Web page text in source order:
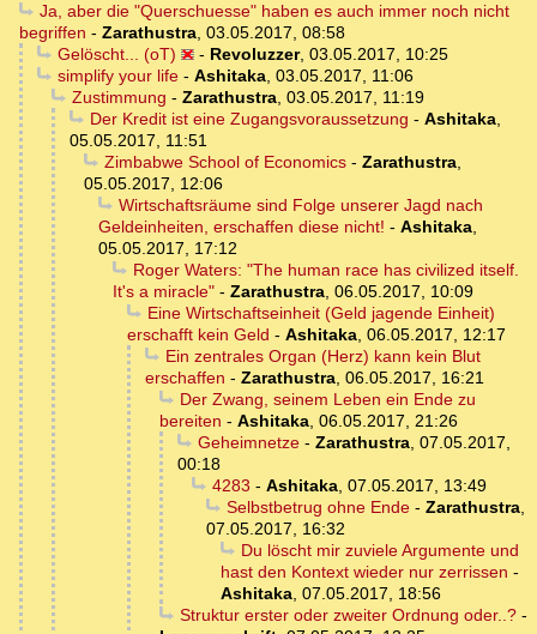
Ja, aber die "Querschuesse" haben es auch immer noch nicht
begriffen - Zarathustra, 03.05.2017, 08:58
Gelöscht... (oT)
- Revoluzzer, 03.05.2017, 10:25
simplify your life- Ashitaka, 03.05.2017, 11:06
Zustimmung - Zarathustra, 03.05.2017, 11:19
Der Kredit ist eine Zugangsvoraussetzung - Ashitaka,
05.05.2017, 11:51
Zimbabwe School of Economics- Zarathustra,
05.05.2017, 12:06
Wirtschaftsräume sind Folge unserer Jagd nach
Geldeinheiten, erschaffen diese nicht! - Ashitaka,
05.05.2017, 17:12
Roger Waters: "The human race has civilized itself.
It's a miracle" - Zarathustra, 06.05.2017, 10:09
Eine Wirtschaftseinheit (Geld jagende Einheit)
erschafft kein Geld - Ashitaka, 06.05.2017, 12:17
Ein zentrales Organ (Herz) kann kein Blut
erschaffen - Zarathustra, 06.05.2017, 16:21
Der Zwang, seinem Leben ein Ende zu
bereiten - Ashitaka, 06.05.2017, 21:26
Geheimnetze- Zarathustra, 07.05.2017,
00:18
4283 - Ashitaka, 07.05.2017, 13:49
Selbstbetrug ohne Ende- Zarathustra,
07.05.2017, 16:32
Du löscht mir zuviele Argumente und
hast den Kontext wieder nur zerrissen -
Ashitaka, 07.05.2017, 18:56
Struktur erster oder zweiter Ordnung oder..?-